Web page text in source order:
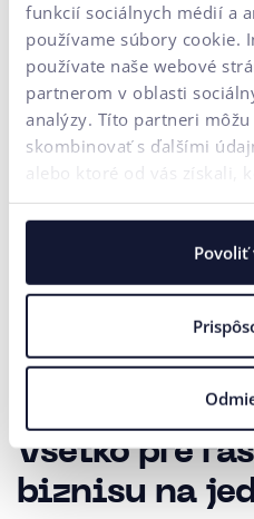
funkcií sociálnych médií a
používame súbory cookie.
používate naše webové
partnerom v oblasti
analýzy. Títo partneri
skombinovať s ďalšími
alebo ktoré od vás získali,
Povoliť
Vaša správa*
Súhlasím
spracovaním osobných
údajov
Naša agentúra sa riadi pravidlami a
Všetko pre
biznisu na